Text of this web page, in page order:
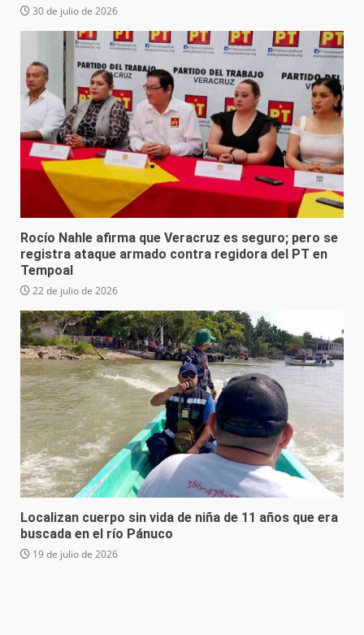
30 de julio de 2026
Rocío Nahle afirma que Veracruz es seguro; pero se
registra ataque armado contra regidora del PT en
Tempoal
22 de julio de 2026
Localizan cuerpo sin vida de niña de 11 años que era
buscada en el río Pánuco
19 de julio de 2026